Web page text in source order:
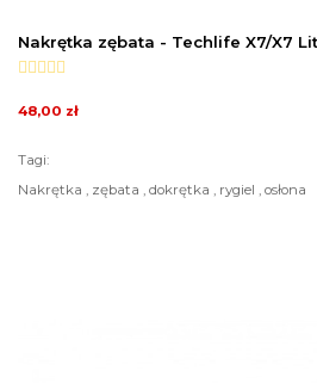
Nakrętka zębata - Techlife X7/X7
48,00 zł
Tagi:
Nakrętka , zębata , dokrętka , rygiel , osłona